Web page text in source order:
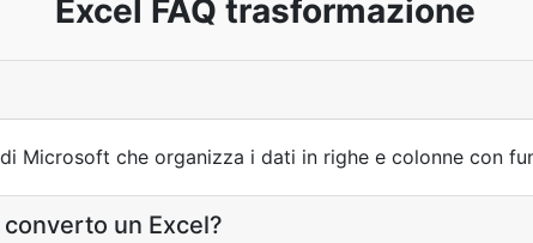
Excel FAQ trasformazione
Microsoft che organizza i dati in righe e colonne con
un Excel?